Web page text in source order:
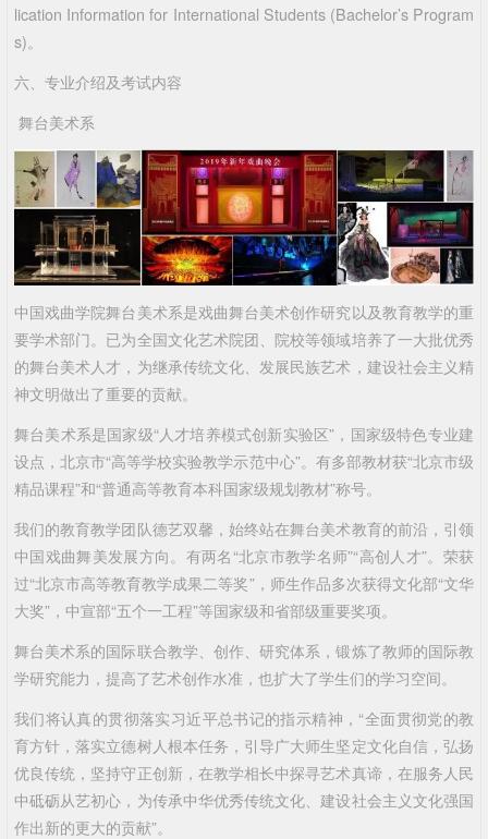
lication Information for International Students (Bachelor’s Program
s)。
六、专业介绍及考试内容
舞台美术系
中国戏曲学院舞台美术系是戏曲舞台美术创作研究以及教育教学的重
要学术部门。已为全国文化艺术院团、院校等领域培养了一大批优秀
的舞台美术人才，为继承传统文化、发展民族艺术，建设社会主义精
神文明做出了重要的贡献。
舞台美术系是国家级“人才培养模式创新实验区”，国家级特色专业建
设点，北京市“高等学校实验教学示范中心”。有多部教材获“北京市级
精品课程”和“普通高等教育本科国家级规划教材”称号。
我们的教育教学团队德艺双馨，始终站在舞台美术教育的前沿，引领
中国戏曲舞美发展方向。有两名“北京市教学名师”“高创人才”。荣获
过“北京市高等教育教学成果二等奖”，师生作品多次获得文化部“文华
大奖”，中宣部“五个一工程”等国家级和省部级重要奖项。
舞台美术系的国际联合教学、创作、研究体系，锻炼了教师的国际教
学研究能力，提高了艺术创作水准，也扩大了学生们的学习空间。
我们将认真的贯彻落实习近平总书记的指示精神，“全面贯彻党的教
育方针，落实立德树人根本任务，引导广大师生坚定文化自信，弘扬
优良传统，坚持守正创新，在教学相长中探寻艺术真谛，在服务人民
中砥砺从艺初心，为传承中华优秀传统文化、建设社会主义文化强国
作出新的更大的贡献”。